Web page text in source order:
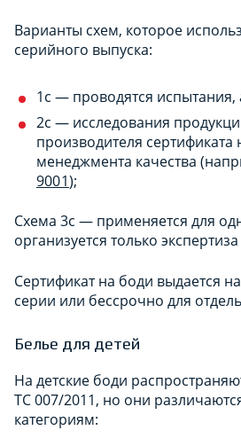
Варианты схем, которое
серийного выпуска:
1с — проводятся испытания,
2с — исследования
производителя сертификата
менеджмента качества
9001);
Схема 3с — применяется для
организуется только
Сертификат на боди выдается
серии или бессрочно для
Белье для детей
На детские боди
ТС 007/2011, но они
категориям: